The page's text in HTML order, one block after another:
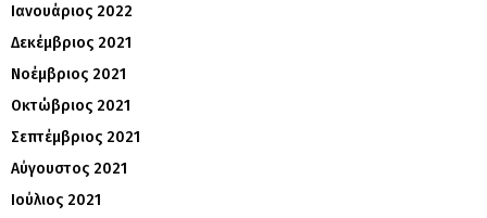
Ιανουάριος 2022
Δεκέμβριος 2021
Νοέμβριος 2021
Οκτώβριος 2021
Σεπτέμβριος 2021
Αύγουστος 2021
Ιούλιος 2021